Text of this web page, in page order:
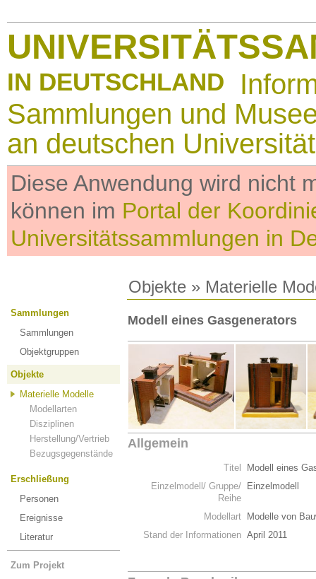
IN DEUTSCHLAND
Sammlungen und
an deutschen
Diese Anwendung wird nicht
können im Portal der
Universitätssammlungen in
Objekte » Materielle
Sammlungen
Sammlungen
Objektgruppen
Objekte
Materielle Modelle
Modellarten
Disziplinen
Herstellung/Vertrieb
Bezugsgegenstände
Erschließung
Personen
Ereignisse
Literatur
Zum Projekt
Modell eines Gasgenerators
Allgemein
Titel
Modell eines
Einzelmodell/ Gruppe/
Reihe
Einzelmodell
Modellart
Modelle von
Stand der Informationen April 2011